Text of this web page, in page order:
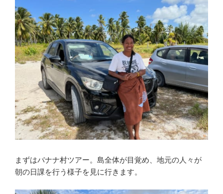
まずはバナナ村ツアー。島全体が目覚め、地元の人々が
朝の日課を行う様子を見に行きます。